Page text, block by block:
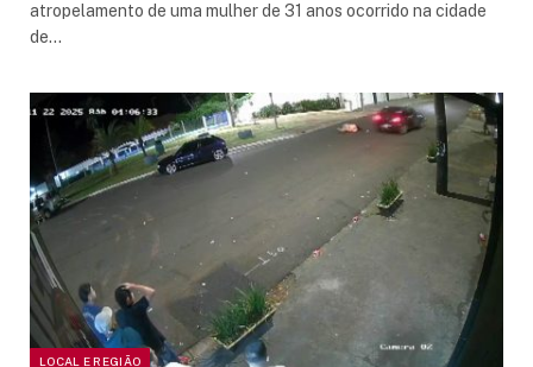
atropelamento de uma mulher de 31 anos ocorrido na cidade
de…
LOCAL E REGIÃO